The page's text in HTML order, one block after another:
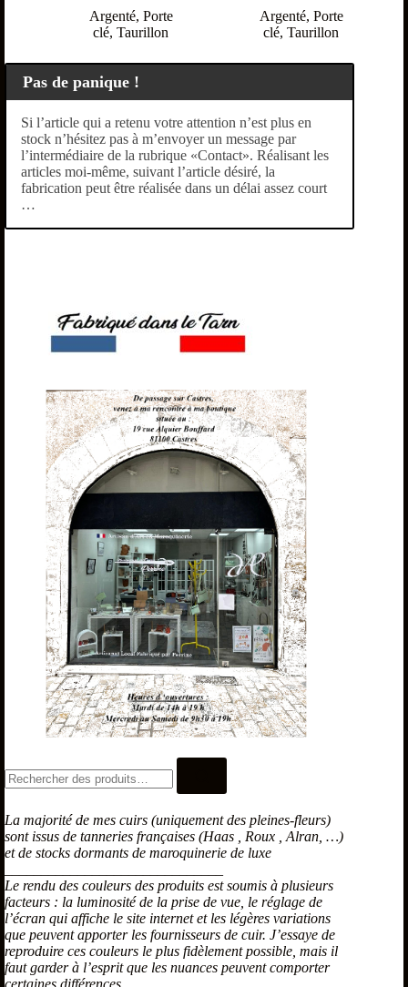
Argenté, Porte
clé,Taurillon
Argenté, Porte
clé,Taurillon
Pas de panique !
Si l’article qui a retenu votre attention n’est plus en
stock n’hésitez pas à m’envoyer un message par
l’intermédiaire de la rubrique «Contact». Réalisant les
articles moi-même, suivant l’article désiré, la
fabrication peut être réalisée dans un délai assez court
…
La majorité de mes cuirs (uniquement des pleines-fleurs)
sont issus de tanneries françaises (Haas , Roux , Alran, …)
et de stocks dormants de maroquinerie de luxe
Le rendu des couleurs des produits est soumis à plusieurs
facteurs : la luminosité de la prise de vue, le réglage de
l’écran qui affiche le site internet et les légères variations
que peuvent apporter les fournisseurs de cuir. J’essaye de
reproduire ces couleurs le plus fidèlement possible, mais il
faut garder à l’esprit que les nuances peuvent comporter
certaines différences.